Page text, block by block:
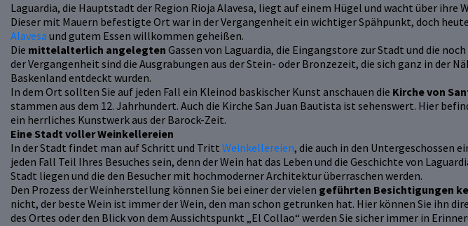
Laguardia, die Hauptstadt der Region Rioja Alavesa, liegt auf einem Hügel und wacht über ihre
Dieser mit Mauern befestigte Ort war in der Vergangenheit ein wichtiger Spähpunkt, doch
Alavesa und gutem Essen willkommen geheißen.
Die mittelalterlich angelegten Gassen von Laguardia, die Eingangstore zur Stadt und die
der Vergangenheit sind die Ausgrabungen aus der Stein- oder Bronzezeit, die sich ganz in
Baskenland entdeckt wurden.
In dem Ort sollten Sie auf jeden Fall ein Kleinod baskischer Kunst anschauen die Kirche von
stammen aus dem 12. Jahrhundert. Auch die Kirche San Juan Bautista ist sehenswert. Hier
ein herrliches Kunstwerk aus der Barock-Zeit.
Eine Stadt voller Weinkellereien
In der Stadt findet man auf Schritt und Tritt Weinkellereien, die auch in den Untergeschossen
jeden Fall Teil Ihres Besuches sein, denn der Wein hat das Leben und die Geschichte von
Stadt liegen und die den Besucher mit hochmoderner Architektur überraschen werden.
Den Prozess der Weinherstellung können Sie bei einer der vielen geführten Besichtigungen
nicht, der beste Wein ist immer der Wein, den man schon getrunken hat. Hier können Sie ihn
des Ortes oder den Blick von dem Aussichtspunkt „El Collao“ werden Sie sicher immer in